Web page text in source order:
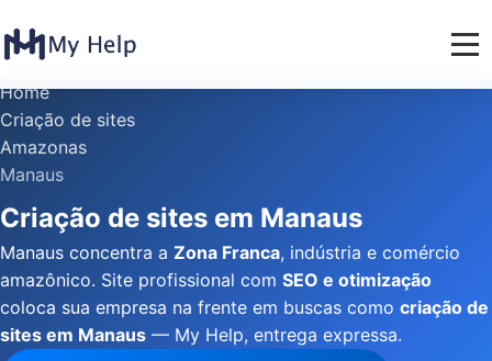
Home
Criação de sites
Amazonas
Manaus
Criação de sites em Manaus
Manaus concentra a Zona Franca, indústria e comércio
amazônico. Site profissional com SEO e otimização
coloca sua empresa na frente em buscas como criação de
sites em Manaus — My Help, entrega expressa.